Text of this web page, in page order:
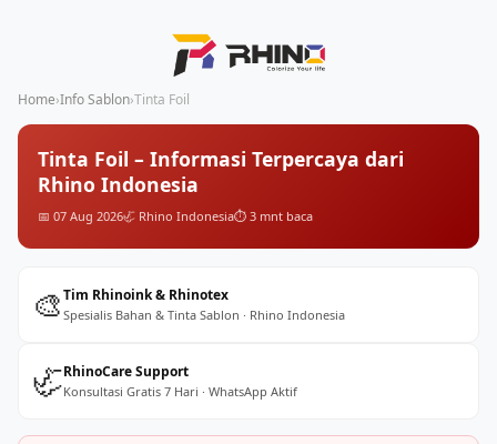
Home›Info Sablon›Tinta Foil
Tinta Foil – Informasi Terpercaya dari
Rhino Indonesia
📅 07 Aug 2026🦏 Rhino Indonesia⏱️ 3 mnt baca
🎨Tim Rhinoink & Rhinotex
Spesialis Bahan & Tinta Sablon · Rhino Indonesia
🦏RhinoCare Support
Konsultasi Gratis 7 Hari · WhatsApp Aktif